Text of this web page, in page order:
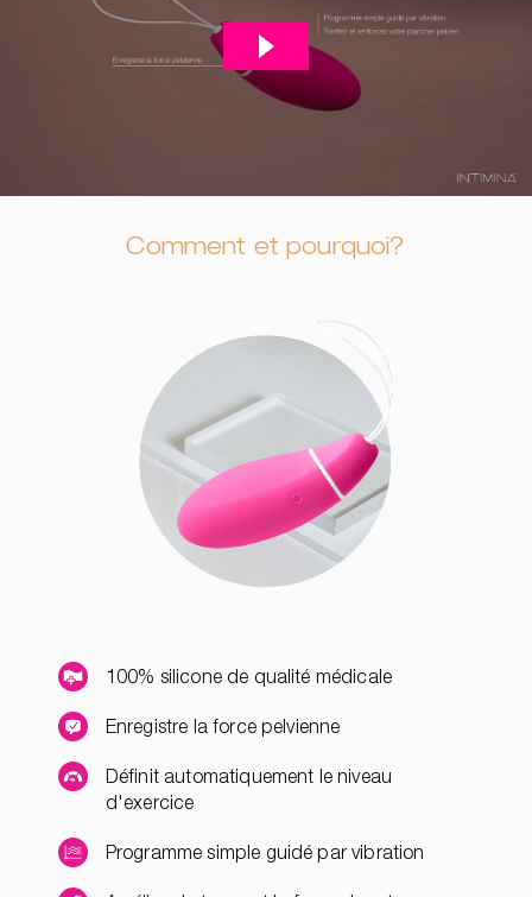
Comment et pourquoi?
100% silicone de qualité médicale
Enregistre la force pelvienne
Définit automatiquement le niveau
d'exercice
Programme simple guidé par vibration